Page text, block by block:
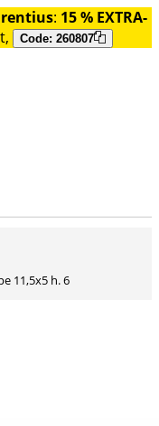
: 15 % EXTRA-
Code: 260807
11,5x5 h. 6